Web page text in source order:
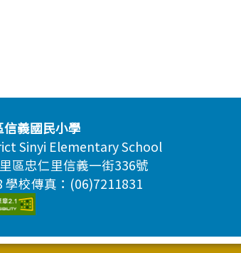
義國民小學
Sinyi Elementary School
區忠仁里信義一街336號
校傳真：(06)7211831